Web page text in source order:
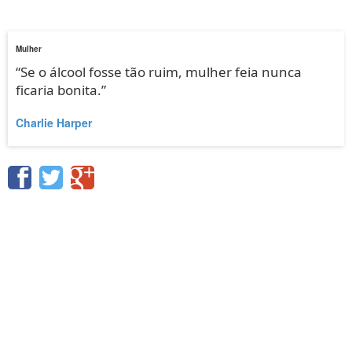
Mulher
“Se o álcool fosse tão ruim, mulher feia nunca
ficaria bonita.”
Charlie Harper